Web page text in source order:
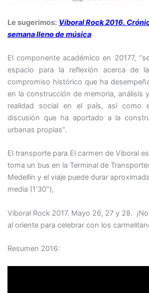
Le sugerimos: Víboral Rock 2016.
semana lleno de música
El componente académico en 20177,
espacio para la reflexión acerca de
compromiso histórico que ha
en la construcción de memoria, análisis
realidad social en el país, así como
discusión que ha aportado a la
urbanas propias”.
El transporte para El carmen de Viboral
toma un bus en la Terminal de
Medellín y el viaje puede durar
media (1’30”),
Víboral Rock 2017. Mayo 26, 27 y 28.
al oriente para celebrar con los
Resumen 2016: